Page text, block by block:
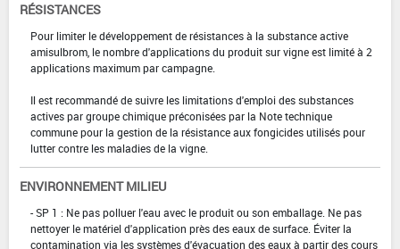
RÉSISTANCES
Pour limiter le développement de résistances à la substance active
amisulbrom, le nombre d'applications du produit sur vigne est limité à 2
applications maximum par campagne.
Il est recommandé de suivre les limitations d'emploi des substances
actives par groupe chimique préconisées par la Note technique
commune pour la gestion de la résistance aux fongicides utilisés pour
lutter contre les maladies de la vigne.
ENVIRONNEMENT MILIEU
- SP 1 : Ne pas polluer l'eau avec le produit ou son emballage. Ne pas
nettoyer le matériel d'application près des eaux de surface. Éviter la
contamination via les systèmes d'évacuation des eaux à partir des cours